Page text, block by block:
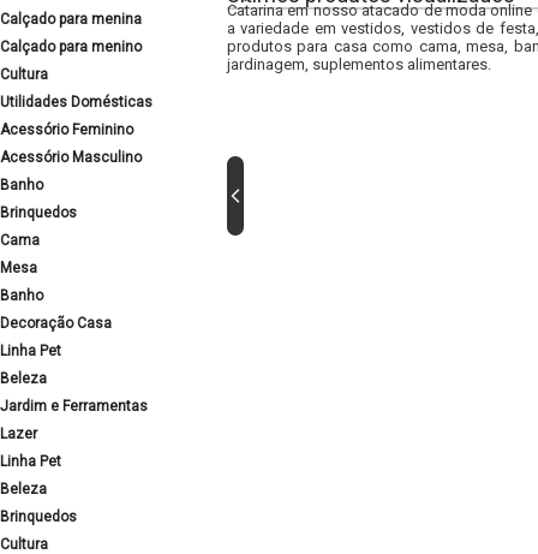
Calçado para menina
Calçado para menino
Cultura
Utilidades Domésticas
Acessório Feminino
Acessório Masculino
Banho
Brinquedos
Cama
Mesa
Banho
Decoração Casa
Linha Pet
Beleza
Jardim e Ferramentas
Lazer
Linha Pet
Beleza
Brinquedos
Cultura
Catarina em nosso atacado de moda
a variedade em vestidos, vestidos de
produtos para casa como cama, mesa,
jardinagem, suplementos alimentares.